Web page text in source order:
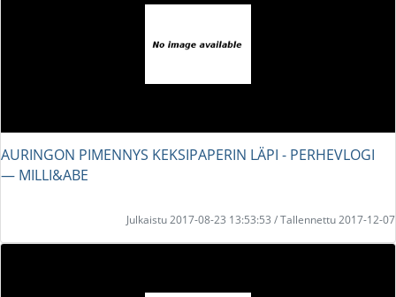
AURINGON PIMENNYS KEKSIPAPERIN LÄPI - PERHEVLOGI
― MILLI&ABE
Julkaistu 2017-08-23 13:53:53 / Tallennettu 2017-12-07